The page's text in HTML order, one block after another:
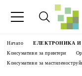
Начало ЕЛЕКТРОНИКА
Консумативи за принтери
Консумативи за